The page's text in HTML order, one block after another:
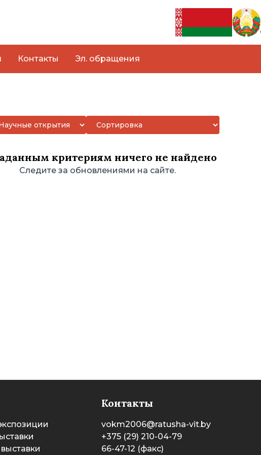
Контакты Эл. обращения
критериям ничего не найдено
Следите за обновлениями на сайте.
Контакты
vokm2006@ratusha-vit.by
+375 (29) 210-04-79
66-47-12 (факс)